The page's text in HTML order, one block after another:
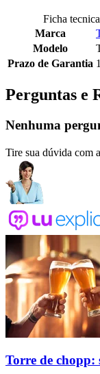
Ficha
Marca
Modelo
Prazo de Garantia
Perguntas e
Nenhuma
Tire sua dúvida com
Torre de chopp: